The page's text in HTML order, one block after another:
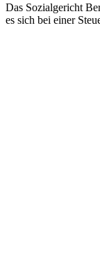
Das Sozialgericht
es sich bei einer